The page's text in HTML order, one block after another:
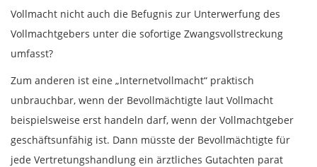
Vollmacht nicht auch die Befugnis zur Unterwerfung des
Vollmachtgebers unter die sofortige Zwangsvollstreckung
umfasst?
Zum anderen ist eine „Internetvollmacht“ praktisch
unbrauchbar, wenn der Bevollmächtigte laut Vollmacht
beispielsweise erst handeln darf, wenn der Vollmachtgeber
geschäftsunfähig ist. Dann müsste der Bevollmächtigte für
jede Vertretungshandlung ein ärztliches Gutachten parat